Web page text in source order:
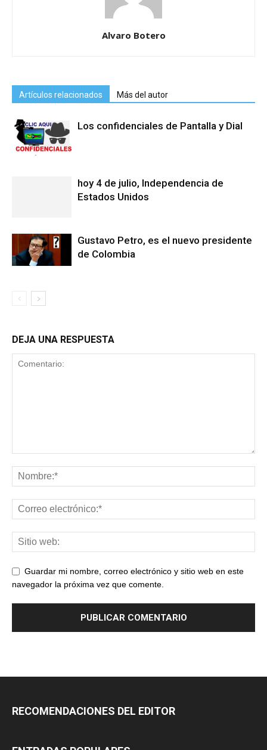
Alvaro Botero
Artículos relacionados Más del autor
Los confidenciales de Pantalla y Dial
hoy 4 de julio, Independencia de
Estados Unidos
Gustavo Petro, es el nuevo presidente
de Colombia
DEJA UNA RESPUESTA
Guardar mi nombre, correo electrónico y sitio web en este
navegador la próxima vez que comente.
RECOMENDACIONES DEL EDITOR